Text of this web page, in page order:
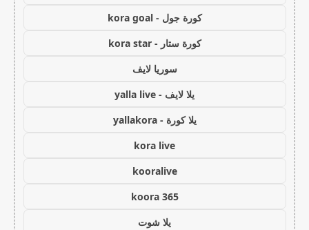
كورة جول - kora goal
كورة ستار - kora star
سوريا لايف
يلا لايف - yalla live
يلا كورة - yallakora
kora live
kooralive
koora 365
يلا شوت